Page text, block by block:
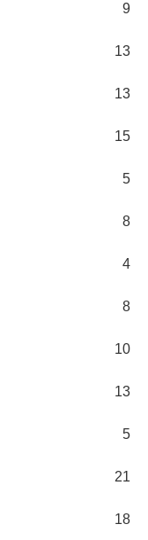
9
13
13
15
5
8
4
8
10
13
5
21
18